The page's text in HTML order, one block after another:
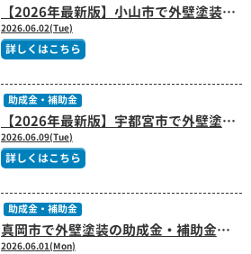
【2026年最新版】小山市で外壁塗装の助成金はある？補助金制度と費用を抑えるポイントを解説
2026.06.02(Tue)
詳しくはこちら
【2026年最新版】宇都宮市で外壁塗装の補助金は使える？令和8年度住宅改修補助制度を解説
2026.06.09(Tue)
詳しくはこちら
助成金・補助金
真岡市で外壁塗装の助成金・補助金は使える？【2026年最新版】
2026.06.01(Mon)
助成金・補助金